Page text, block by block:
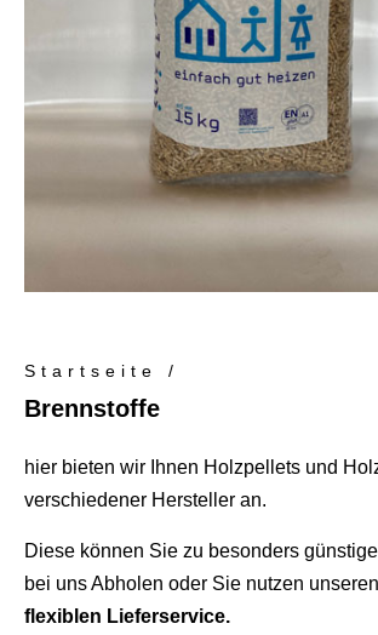
Startseite /
Brennstoffe
hier bieten wir Ihnen Holzpellets und
verschiedener Hersteller an.
Diese können Sie zu besonders
bei uns Abholen oder Sie nutzen unseren
flexiblen Lieferservice.